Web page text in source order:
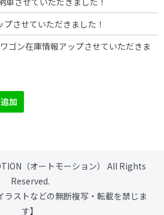
させていただきました！
ゴン在庫情報アップさせていただきま
（オートモーション） All Rights
Reserved.
ラストなどの無断複写・転載を禁じま
す】